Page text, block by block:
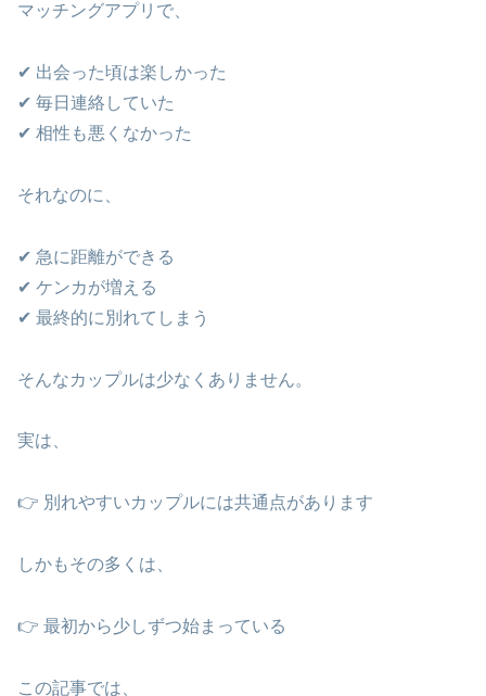
マッチングアプリで、
✔ 出会った頃は楽しかった
✔ 毎日連絡していた
✔ 相性も悪くなかった
それなのに、
✔ 急に距離ができる
✔ ケンカが増える
✔ 最終的に別れてしまう
そんなカップルは少なくありません。
実は、
👉 別れやすいカップルには共通点があります
しかもその多くは、
👉 最初から少しずつ始まっている
この記事では、